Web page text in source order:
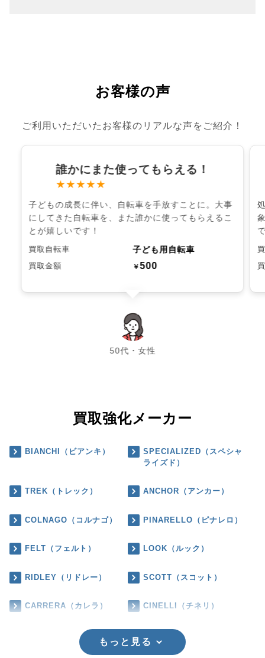
お客様の声
ご利用いただいたお客様のリアルな声をご紹介！
誰かにまた使ってもらえる！
★★★★★
子どもの成長に伴い、自転車を手放すことに。大事
にしてきた自転車を、また誰かに使ってもらえるこ
とが嬉しいです！
買取自転車 子ども用自転車
買取金額 ￥500
50代・女性
chevron_left chevron_right
買取強化メーカー
BIANCHI（ビアンキ）
SPECIALIZED（スペシャ
ライズド）
TREK（トレック） ANCHOR（アンカー）
COLNAGO（コルナゴ） PINARELLO（ピナレロ）
FELT（フェルト） LOOK（ルック）
RIDLEY（リドレー） SCOTT（スコット）
CARRERA（カレラ） CINELLI（チネリ）
もっと見る